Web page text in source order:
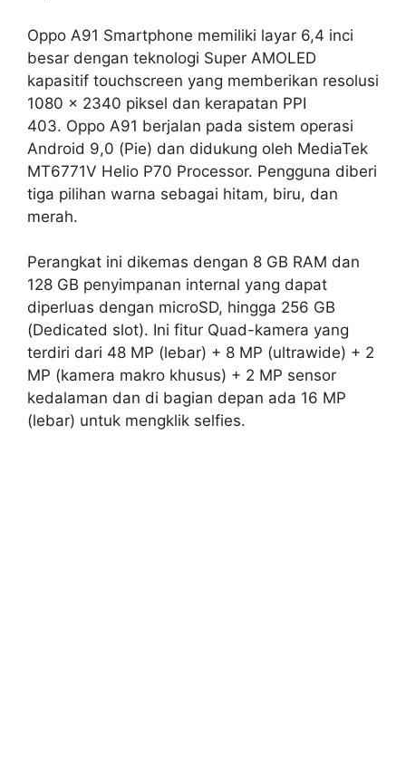
Oppo A91 Smartphone memiliki layar 6,4 inci
besar dengan teknologi Super AMOLED
kapasitif touchscreen yang memberikan resolusi
1080 x 2340 piksel dan kerapatan PPI
403. Oppo A91 berjalan pada sistem operasi
Android 9,0 (Pie) dan didukung oleh MediaTek
MT6771V Helio P70 Processor. Pengguna diberi
tiga pilihan warna sebagai hitam, biru, dan
merah.
Perangkat ini dikemas dengan 8 GB RAM dan
128 GB penyimpanan internal yang dapat
diperluas dengan microSD, hingga 256 GB
(Dedicated slot). Ini fitur Quad-kamera yang
terdiri dari 48 MP (lebar) + 8 MP (ultrawide) + 2
MP (kamera makro khusus) + 2 MP sensor
kedalaman dan di bagian depan ada 16 MP
(lebar) untuk mengklik selfies.